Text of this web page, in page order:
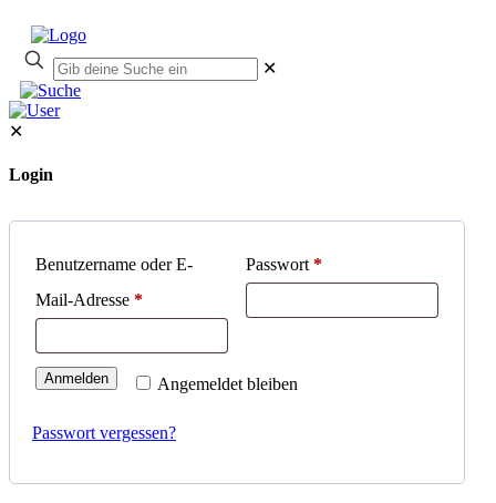
✕
✕
Login
Benutzername oder E-
Mail-Adresse *
Passwort*
Angemeldet bleiben
Anmelden
Passwort vergessen?